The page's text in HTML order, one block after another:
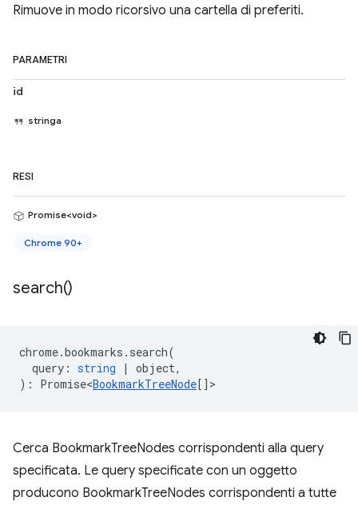
Rimuove in modo ricorsivo una cartella di preferiti.
PARAMETRI
id
stringa
RESI
Promise<void>
Chrome 90+
search()
chrome.bookmarks . search(
query : string | object,
) : Promise<BookmarkTreeNode [] >
Cerca BookmarkTreeNodes corrispondenti alla query
specificata. Le query specificate con un oggetto
producono BookmarkTreeNodes corrispondenti a tutte